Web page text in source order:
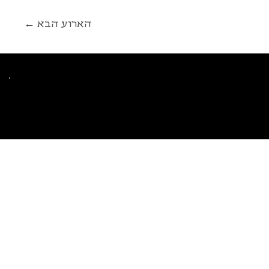
← הארוע הבא